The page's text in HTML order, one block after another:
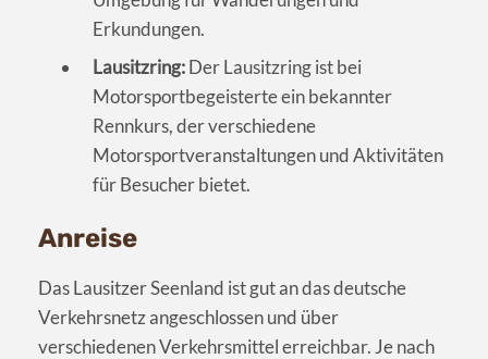
Erkundungen.
Lausitzring:Der Lausitzring ist bei
Motorsportbegeisterte ein bekannter
Rennkurs, der verschiedene
Motorsportveranstaltungen und Aktivitäten
für Besucher bietet.
Anreise
Das Lausitzer Seenland ist gut an das deutsche
Verkehrsnetz angeschlossen und über
verschiedenen Verkehrsmittel erreichbar. Je nach